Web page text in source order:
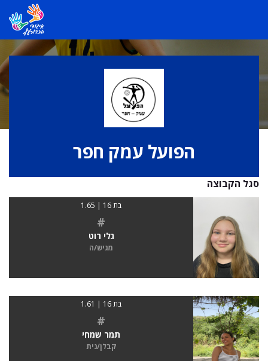
הפועל עמק חפר
סגל הקבוצה
בת 16 | 1.65
#
גלי רוט
מגיש/ה
בת 16 | 1.61
#
תמר שמחי
קבלן/נית